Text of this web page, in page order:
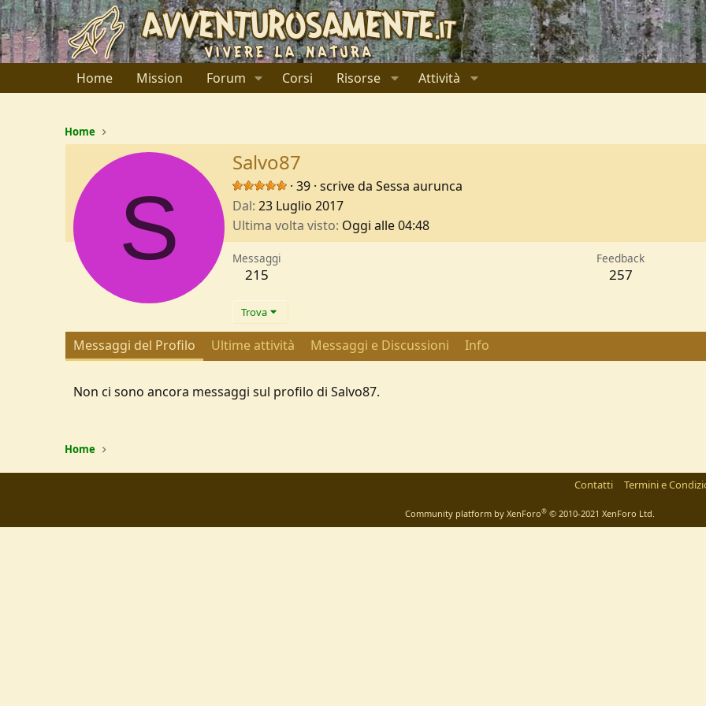
Home Mission Forum Corsi Risorse Attività
Home
S
Salvo87
· 39 · scrive da Sessa aurunca
Dal 23 Luglio 2017
Ultima volta visto Oggi alle 04:48
Messaggi
215
Feedback
257
Trova
Messaggi del Profilo Ultime attività Messaggi e Discussioni Info
Non ci sono ancora messaggi sul profilo di Salvo87.
Home
Contatti Termini e
Community platform by XenForo® © 2010-2021 XenForo Ltd.